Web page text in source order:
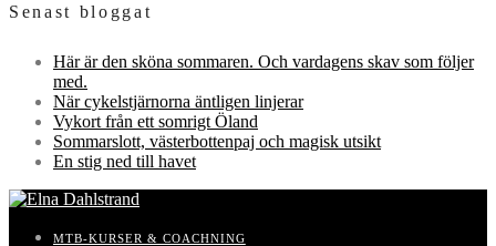
Senast bloggat
Här är den sköna sommaren. Och vardagens skav som följer
med.
När cykelstjärnorna äntligen linjerar
Vykort från ett somrigt Öland
Sommarslott, västerbottenpaj och magisk utsikt
En stig ned till havet
MTB-KURSER & COACHNING